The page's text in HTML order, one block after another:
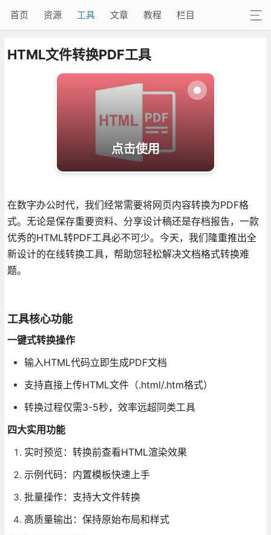
首页 资源 工具 文章 教程 栏目
HTML文件转换PDF工具
点击使用
在数字办公时代，我们经常需要将网页内容转换为PDF格
式。无论是保存重要资料、分享设计稿还是存档报告，一款
优秀的HTML转PDF工具必不可少。今天，我们隆重推出全
新设计的在线转换工具，帮助您轻松解决文档格式转换难
题。
工具核心功能
一键式转换操作
输入HTML代码立即生成PDF文档
支持直接上传HTML文件（.html/.htm格式）
转换过程仅需3-5秒，效率远超同类工具
四大实用功能
实时预览：转换前查看HTML渲染效果
示例代码：内置模板快速上手
批量操作：支持大文件转换
高质量输出：保持原始布局和样式